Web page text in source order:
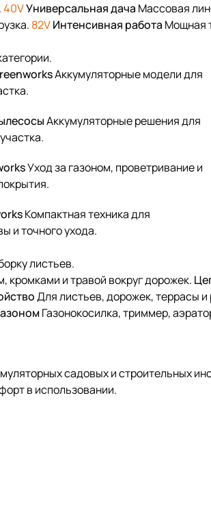
40VУниверсальная дача Массовая
82VИнтенсивная работа Мощная
Аккумуляторные модели для
Аккумуляторные решения для
Уход за газоном, проветривание и
Компактная техника для
и точного ухода.
листьев.
кромками и травой вокруг дорожек.
Для листьев, дорожек, террасы и
Газонокосилка, триммер,
садовых и строительных
в использовании.